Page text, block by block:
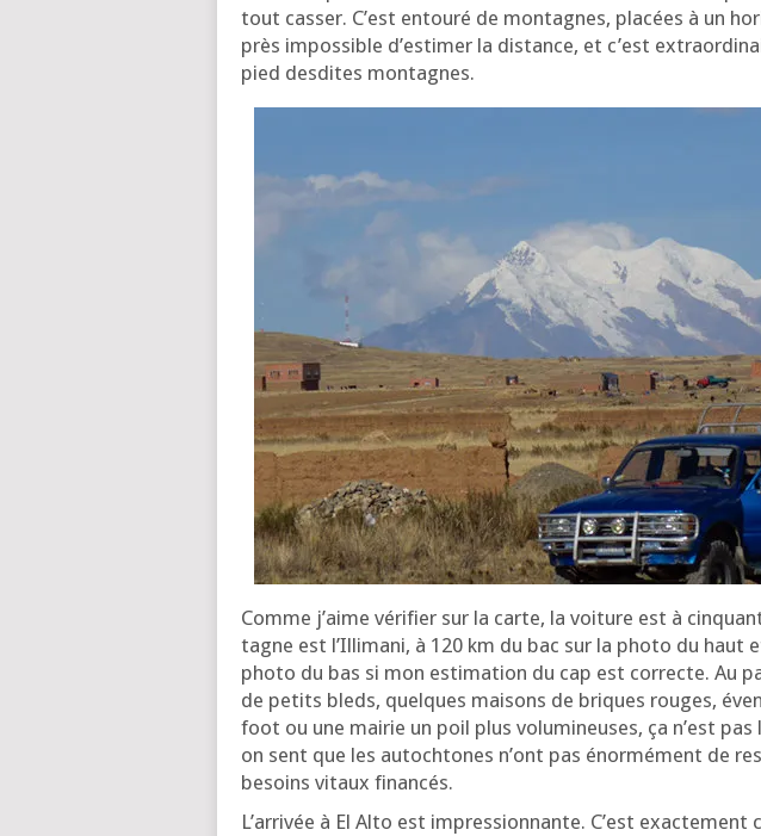
tout cas­ser. C’est entou­ré de mon­tagnes, pla­cées à un
près impos­sible d’es­ti­mer la dis­tance, et c’est
pied des­dites montagnes.
Comme j’aime véri­fier sur la carte, la voi­ture est à
tagne est l’Illi­ma­ni, à 120 km du bac sur la pho­to du haut
pho­to du bas si mon esti­ma­tion du cap est cor­recte. Au
de petits bleds, quelques mai­sons de briques rouges,
foot ou une mai­rie un poil plus volu­mi­neuses, ça n’est
on sent que les autoch­tones n’ont pas énor­mé­ment de
besoins vitaux financés.
L’ar­ri­vée à El Alto est impres­sion­nante. C’est